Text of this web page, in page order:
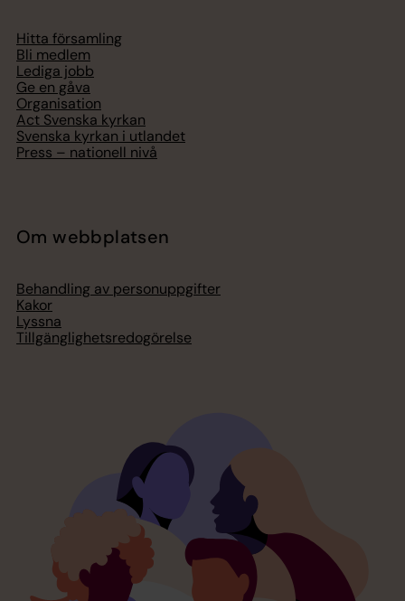
Hitta församling
Bli medlem
Lediga jobb
Ge en gåva
Organisation
Act Svenska kyrkan
Svenska kyrkan i utlandet
Press – nationell nivå
Om webbplatsen
Behandling av personuppgifter
Kakor
Lyssna
Tillgänglighetsredogörelse